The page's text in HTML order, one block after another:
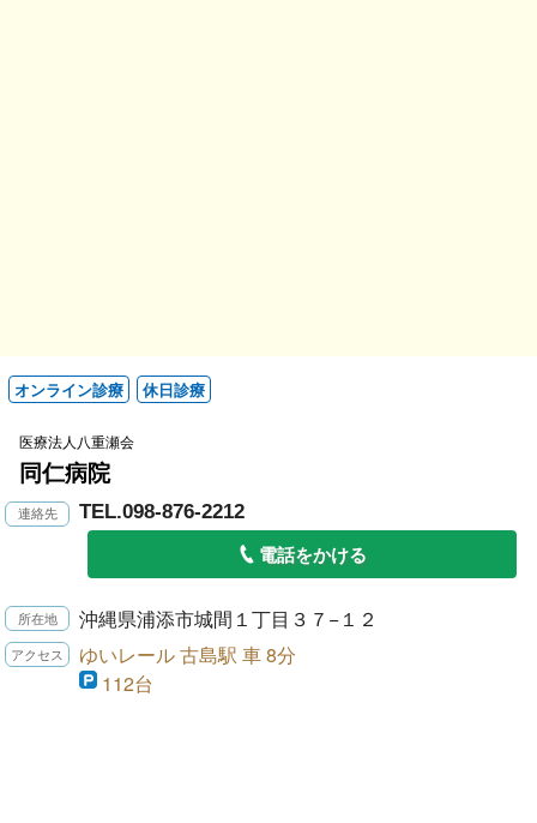
オンライン診療 休日診療
医療法人八重瀬会
同仁病院
TEL.098-876-2212
電話をかける
沖縄県浦添市城間１丁目３７−１２
ゆいレール 古島駅 車 8分
112台